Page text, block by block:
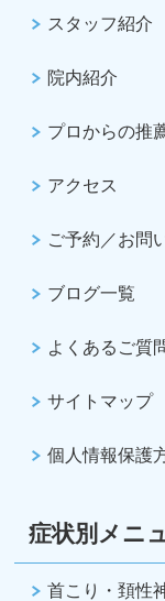
スタッフ紹介
院内紹介
プロからの推
アクセス
ご予約／お問
ブログ一覧
よくあるご質
サイトマップ
個人情報保護
症状別メニ
首こり・頚性